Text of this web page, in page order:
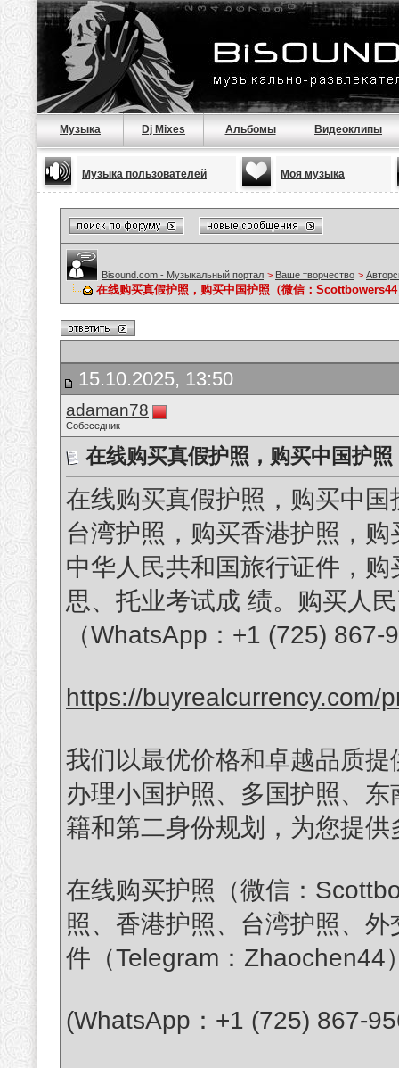
Музыка Dj Mixes Альбомы Видеоклипы
Музыка пользователей Моя музыка
Bisound.com - Музыкальный портал > Ваше творчество >
在线购买真假护照，购买中国护照（微信：
15.10.2025, 13:50
adaman78
Собеседник
在线购买真假护照，购买中国护
在线购买真假护照，购买中
台湾护照，购买香港护照，
中华人民共和国旅行证件，
思、托业考试成 绩。购买人
（WhatsApp：+1 (725) 867-
https://buyrealcurrency.com/
我们以最优价格和卓越品质
办理小国护照、多国护照、
籍和第二身份规划，为您提供
在线购买护照（微信：
照、香港护照、台湾护照、
件（Telegram：Zhaochen44
(WhatsApp：+1 (725) 867-